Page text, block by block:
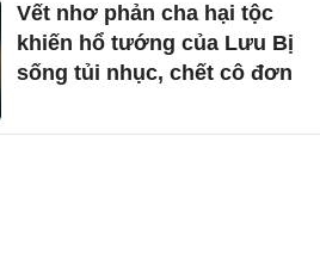
Vết nhơ phản cha hại tộc
khiến hổ tướng của Lưu Bị
sống tủi nhục, chết cô đơn